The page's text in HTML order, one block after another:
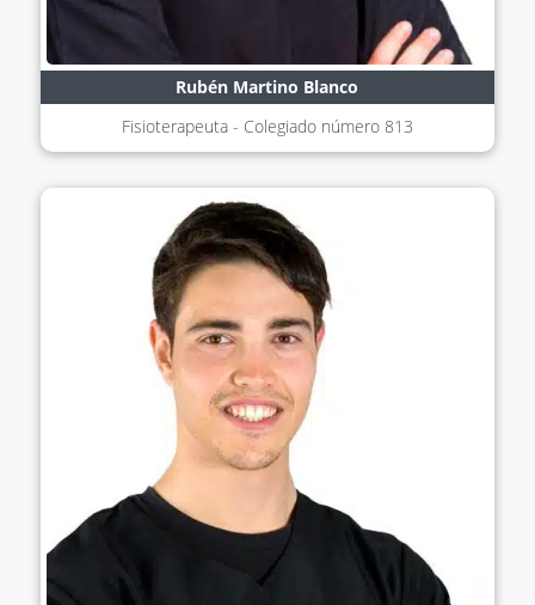
Rubén Martino Blanco
Fisioterapeuta - Colegiado número 813